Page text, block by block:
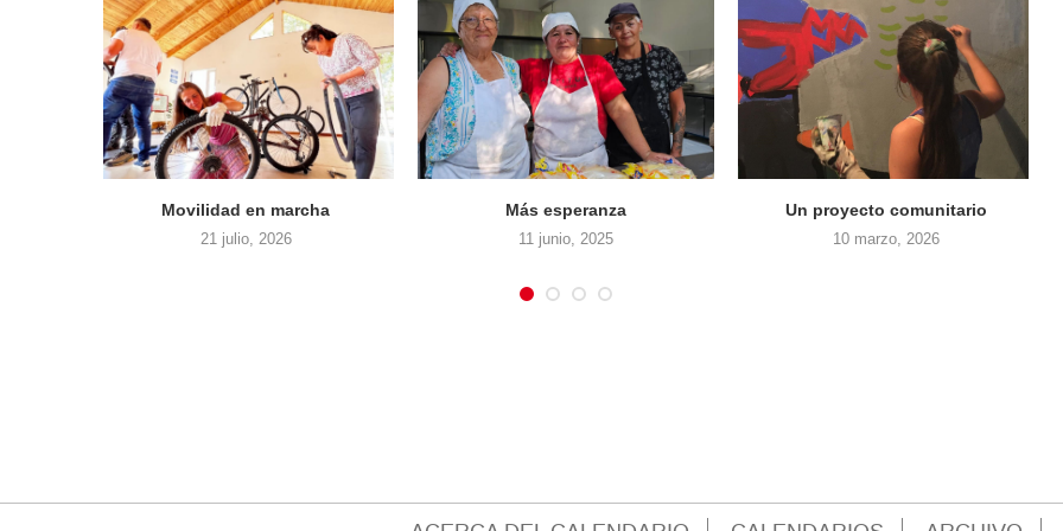
Movilidad en marcha
21 julio, 2026
Más esperanza
11 junio, 2025
Un proyecto comunitario
10 marzo, 2026